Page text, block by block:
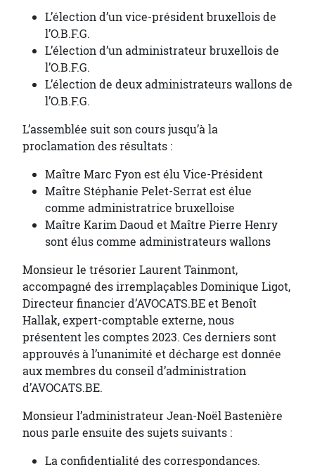
L’élection d’un vice-président bruxellois de
l’O.B.F.G.
L’élection d’un administrateur bruxellois de
l’O.B.F.G.
L’élection de deux administrateurs wallons de
l’O.B.F.G.
L’assemblée suit son cours jusqu’à la
proclamation des résultats :
Maître Marc Fyon est élu Vice-Président
Maître Stéphanie Pelet-Serrat est élue
comme administratrice bruxelloise
Maître Karim Daoud et Maître Pierre Henry
sont élus comme administrateurs wallons
Monsieur le trésorier Laurent Tainmont,
accompagné des irremplaçables Dominique Ligot,
Directeur financier d’AVOCATS.BE et Benoît
Hallak, expert-comptable externe, nous
présentent les comptes 2023. Ces derniers sont
approuvés à l’unanimité et décharge est donnée
aux membres du conseil d’administration
d’AVOCATS.BE.
Monsieur l’administrateur Jean-Noël Bastenière
nous parle ensuite des sujets suivants :
La confidentialité des correspondances.